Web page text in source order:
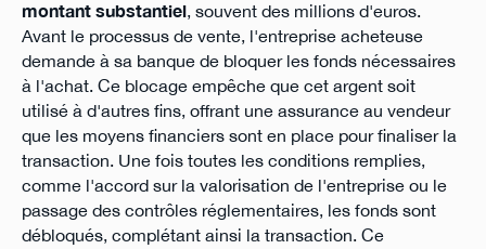
montant substantiel, souvent des millions d'euros.
Avant le processus de vente, l'entreprise acheteuse
demande à sa banque de bloquer les fonds nécessaires
à l'achat. Ce blocage empêche que cet argent soit
utilisé à d'autres fins, offrant une assurance au vendeur
que les moyens financiers sont en place pour finaliser la
transaction. Une fois toutes les conditions remplies,
comme l'accord sur la valorisation de l'entreprise ou le
passage des contrôles réglementaires, les fonds sont
débloqués, complétant ainsi la transaction. Ce